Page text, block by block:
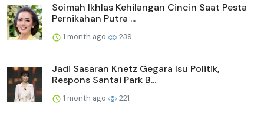
Soimah Ikhlas Kehilangan Cincin Saat Pesta
Pernikahan Putra ...
1 month ago 239
Jadi Sasaran Knetz Gegara Isu Politik,
Respons Santai Park B...
1 month ago 221